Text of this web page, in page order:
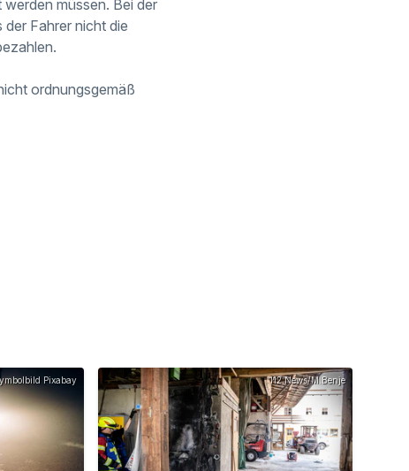
müssen. Bei der
Fahrer nicht die
ordnungsgemäß
Pixabay 112 News/M.Benje